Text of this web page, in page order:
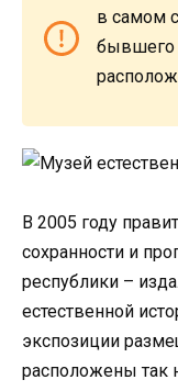
в самом
бывшего
В 2005 году
сохранности и
республики –
естественной
экспозиции
расположены так